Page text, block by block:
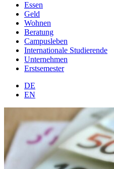
Essen
Geld
Wohnen
Beratung
Campusleben
Internationale Studierende
Unternehmen
Erstsemester
DE
EN